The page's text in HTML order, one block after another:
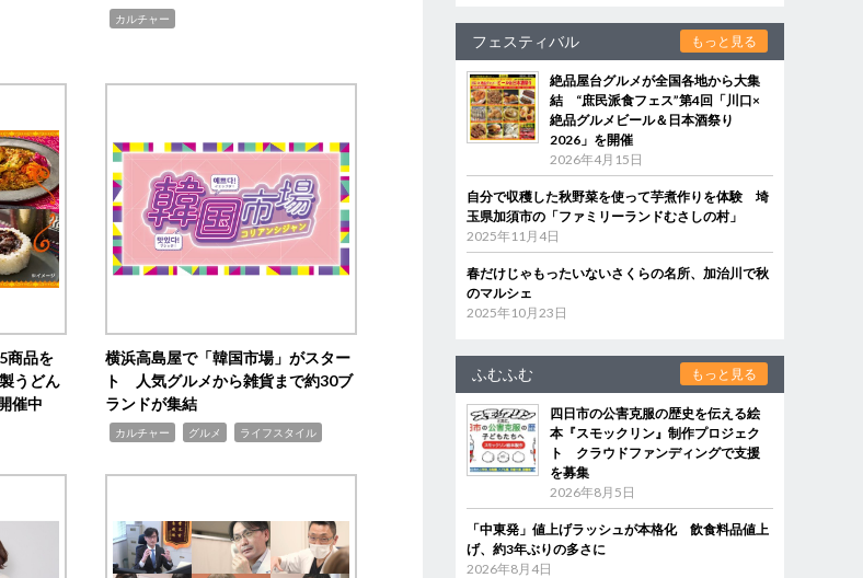
カルチャー
商品を
うどん
催中
横浜高島屋で「韓国市場」がスター
ト 人気グルメから雑貨まで約30ブ
ランドが集結
カルチャー グルメ ライフスタイル
フェスティバル もっと見る
絶品屋台グルメが全国各地から大集
結 “庶民派食フェス”第4回「川口×
絶品グルメビール＆日本酒祭り
2026」を開催
2026年4月15日
自分で収穫した秋野菜を使って芋煮作りを体験 埼
玉県加須市の「ファミリーランドむさしの村」
2025年11月4日
春だけじゃもったいないさくらの名所、加治川で秋
のマルシェ
2025年10月23日
ふむふむ もっと見る
四日市の公害克服の歴史を伝える絵
本『スモックリン』制作プロジェク
ト クラウドファンディングで支援
を募集
2026年8月5日
「中東発」値上げラッシュが本格化 飲食料品値上
げ、約3年ぶりの多さに
2026年8月4日